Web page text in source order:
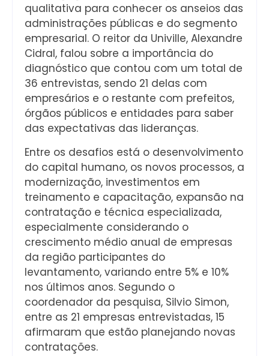
qualitativa para conhecer os anseios das
administrações públicas e do segmento
empresarial. O reitor da Univille, Alexandre
Cidral, falou sobre a importância do
diagnóstico que contou com um total de
36 entrevistas, sendo 21 delas com
empresários e o restante com prefeitos,
órgãos públicos e entidades para saber
das expectativas das lideranças.
Entre os desafios está o desenvolvimento
do capital humano, os novos processos, a
modernização, investimentos em
treinamento e capacitação, expansão na
contratação e técnica especializada,
especialmente considerando o
crescimento médio anual de empresas
da região participantes do
levantamento, variando entre 5% e 10%
nos últimos anos. Segundo o
coordenador da pesquisa, Silvio Simon,
entre as 21 empresas entrevistadas, 15
afirmaram que estão planejando novas
contratações.